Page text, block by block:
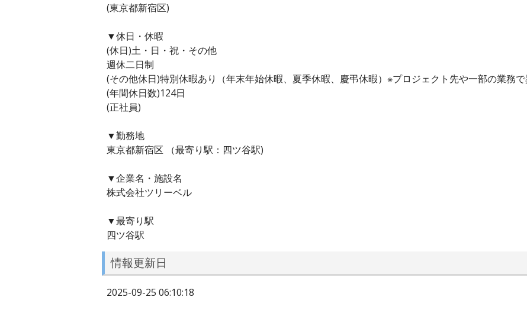
(東京都新宿区)
▼休日・休暇
(休日)土・日・祝・その他
週休二日制
(その他休日)特別休暇あり（年末年始休暇、夏季休暇、慶弔休暇）※プロジェクト先や一部の業務
(年間休日数)124日
(正社員)
▼勤務地
東京都新宿区 （最寄り駅：四ツ谷駅)
▼企業名・施設名
株式会社ツリーベル
▼最寄り駅
四ツ谷駅
情報更新日
2025-09-25 06:10:18